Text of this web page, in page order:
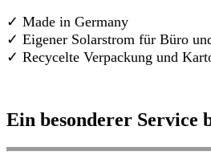
✓ Made in Germany
✓ Eigener Solarstrom für Büro
✓ Recycelte Verpackung und
Ein besonderer Service